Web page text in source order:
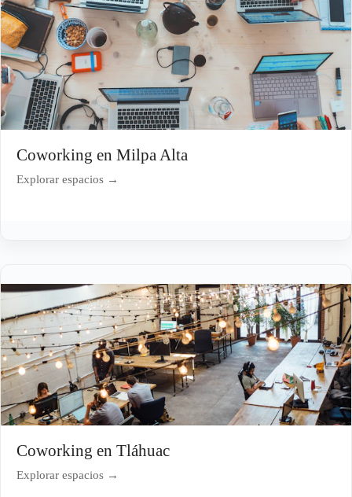
Coworking en Milpa Alta
Explorar espacios →
Coworking en Tláhuac
Explorar espacios →